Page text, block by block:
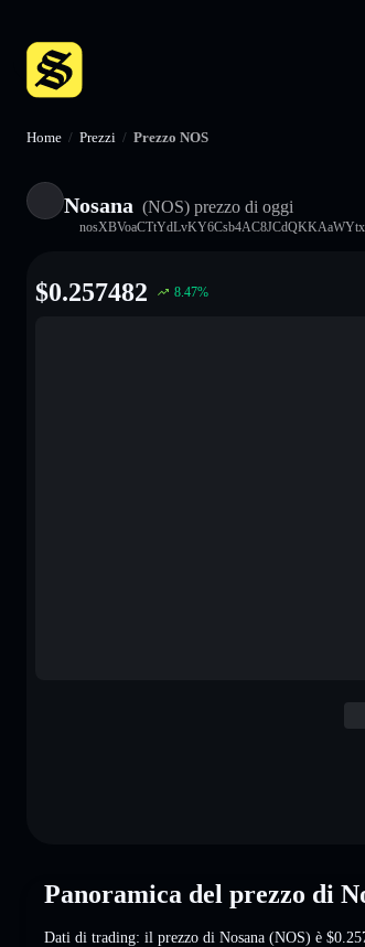
Home / Prezzi / Prezzo NOS
Nosana (NOS) prezzo di oggi
$0.257482 8.47%
Panoramica del prezzo di
Dati di trading: il prezzo di Nosana (NOS) è